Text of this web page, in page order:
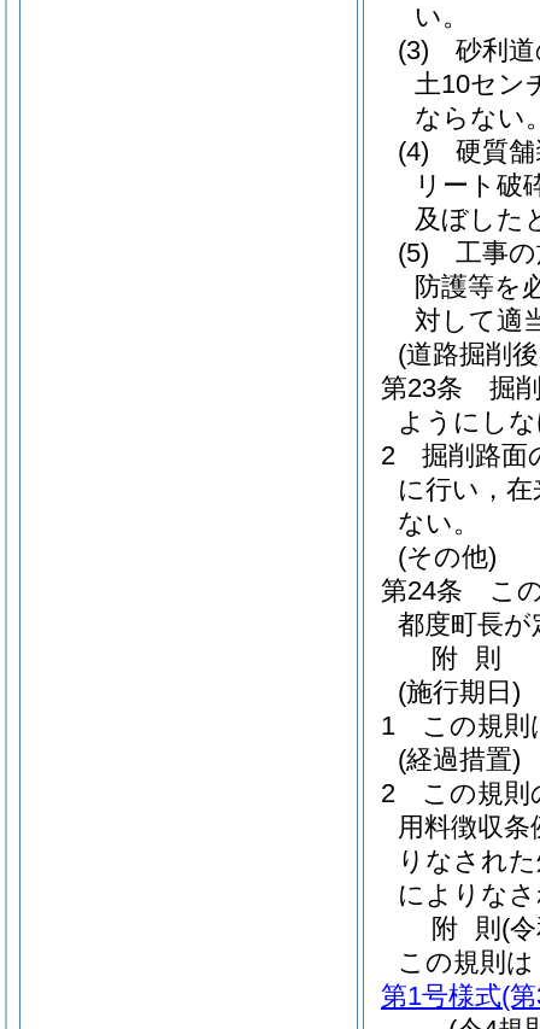
い。
(3)
砂利
土10セン
ならない
(4)
硬質
リート破
及ぼした
(5)
工事
防護等を
対して適
(道路掘削
第23条
掘
ようにし
2
掘削路面
に行い，
ない。
(その他)
第24条
こ
都度町長が
附 則
(施行期日)
1
この規則
(経過措置)
2
この規則
用料徴収条
りなされ
によりな
附 則 (
この規則
第1号様式(